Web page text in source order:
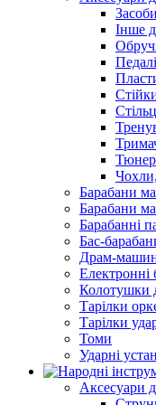
Інше
Барабани
Барабани
Барабанні
Бас-
Драм-
Електронні
Колотушки
Тарілки
Тарілки
Томи
Ударні
Аксесуари